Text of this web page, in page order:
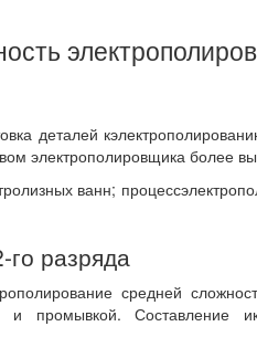
деталей
электрополировщика более
ванн;
разряда
средней
и промывкой. Составление